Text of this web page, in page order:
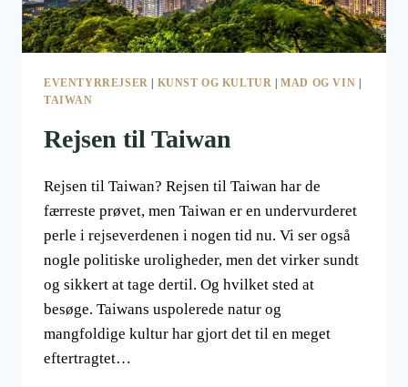
EVENTYRREJSER KUNST OG KULTUR |MAD OG VIN
TAIWAN
Rejsen til Taiwan
Rejsen til Taiwan? Rejsen til Taiwan har de
færreste prøvet, men Taiwan er en undervurderet
perle i rejseverdenen i nogen tid nu. Vi ser også
nogle politiske uroligheder, men det virker sundt
og sikkert at tage dertil. Og hvilket sted at
besøge. Taiwans uspolerede natur og
mangfoldige kultur har gjort det til en meget
eftertragtet…